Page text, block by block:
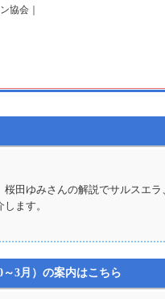
協会｜
田ゆみさんの解説でサルスエラ
ます。
3月）の案内はこちら